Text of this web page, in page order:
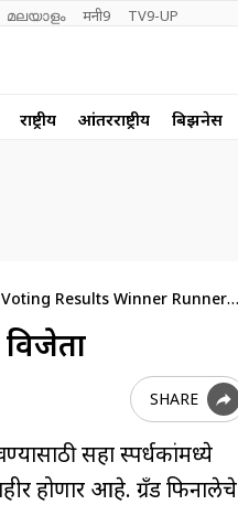
മലയാളം मनी9 TV9-UP
राष्ट्रीय आंतरराष्ट्रीय बिझनेस
Results Winner Runner
SHARE
सहा स्पर्धकांमध्ये
होणार आहे. ग्रँड फिनालेचे